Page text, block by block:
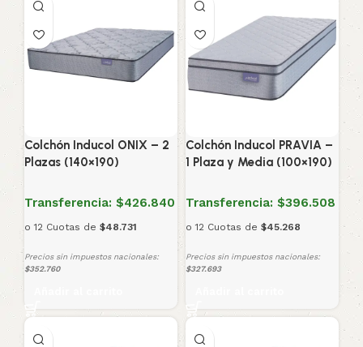
Colchón Inducol ONIX – 2
Plazas (140×190)
Transferencia: $426.840
o 12 Cuotas de $48.731
Precios sin impuestos nacionales:
$352.760
Colchón Inducol PRAVIA –
1 Plaza y Media (100×190)
Transferencia: $396.508
o 12 Cuotas de $45.268
Precios sin impuestos nacionales:
$327.693